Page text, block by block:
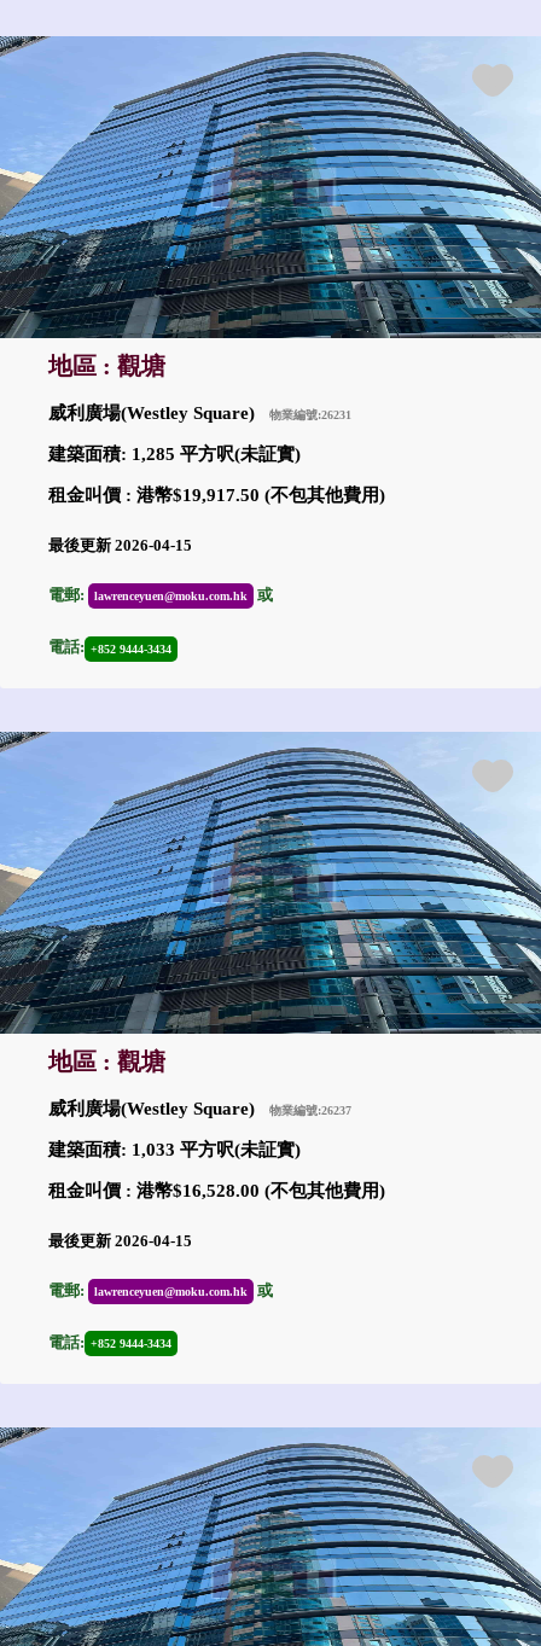
地區 : 觀塘
威利廣場(Westley Square) 物業編號:26231
建築面積: 1,285 平方呎(未証實)
租金叫價 : 港幣$19,917.50 (不包其他費用)
最後更新 2026-04-15
電郵: lawrenceyuen@moku.com.hk 或
電話: +852 9444-3434
地區 : 觀塘
威利廣場(Westley Square) 物業編號:26237
建築面積: 1,033 平方呎(未証實)
租金叫價 : 港幣$16,528.00 (不包其他費用)
最後更新 2026-04-15
電郵: lawrenceyuen@moku.com.hk 或
電話: +852 9444-3434